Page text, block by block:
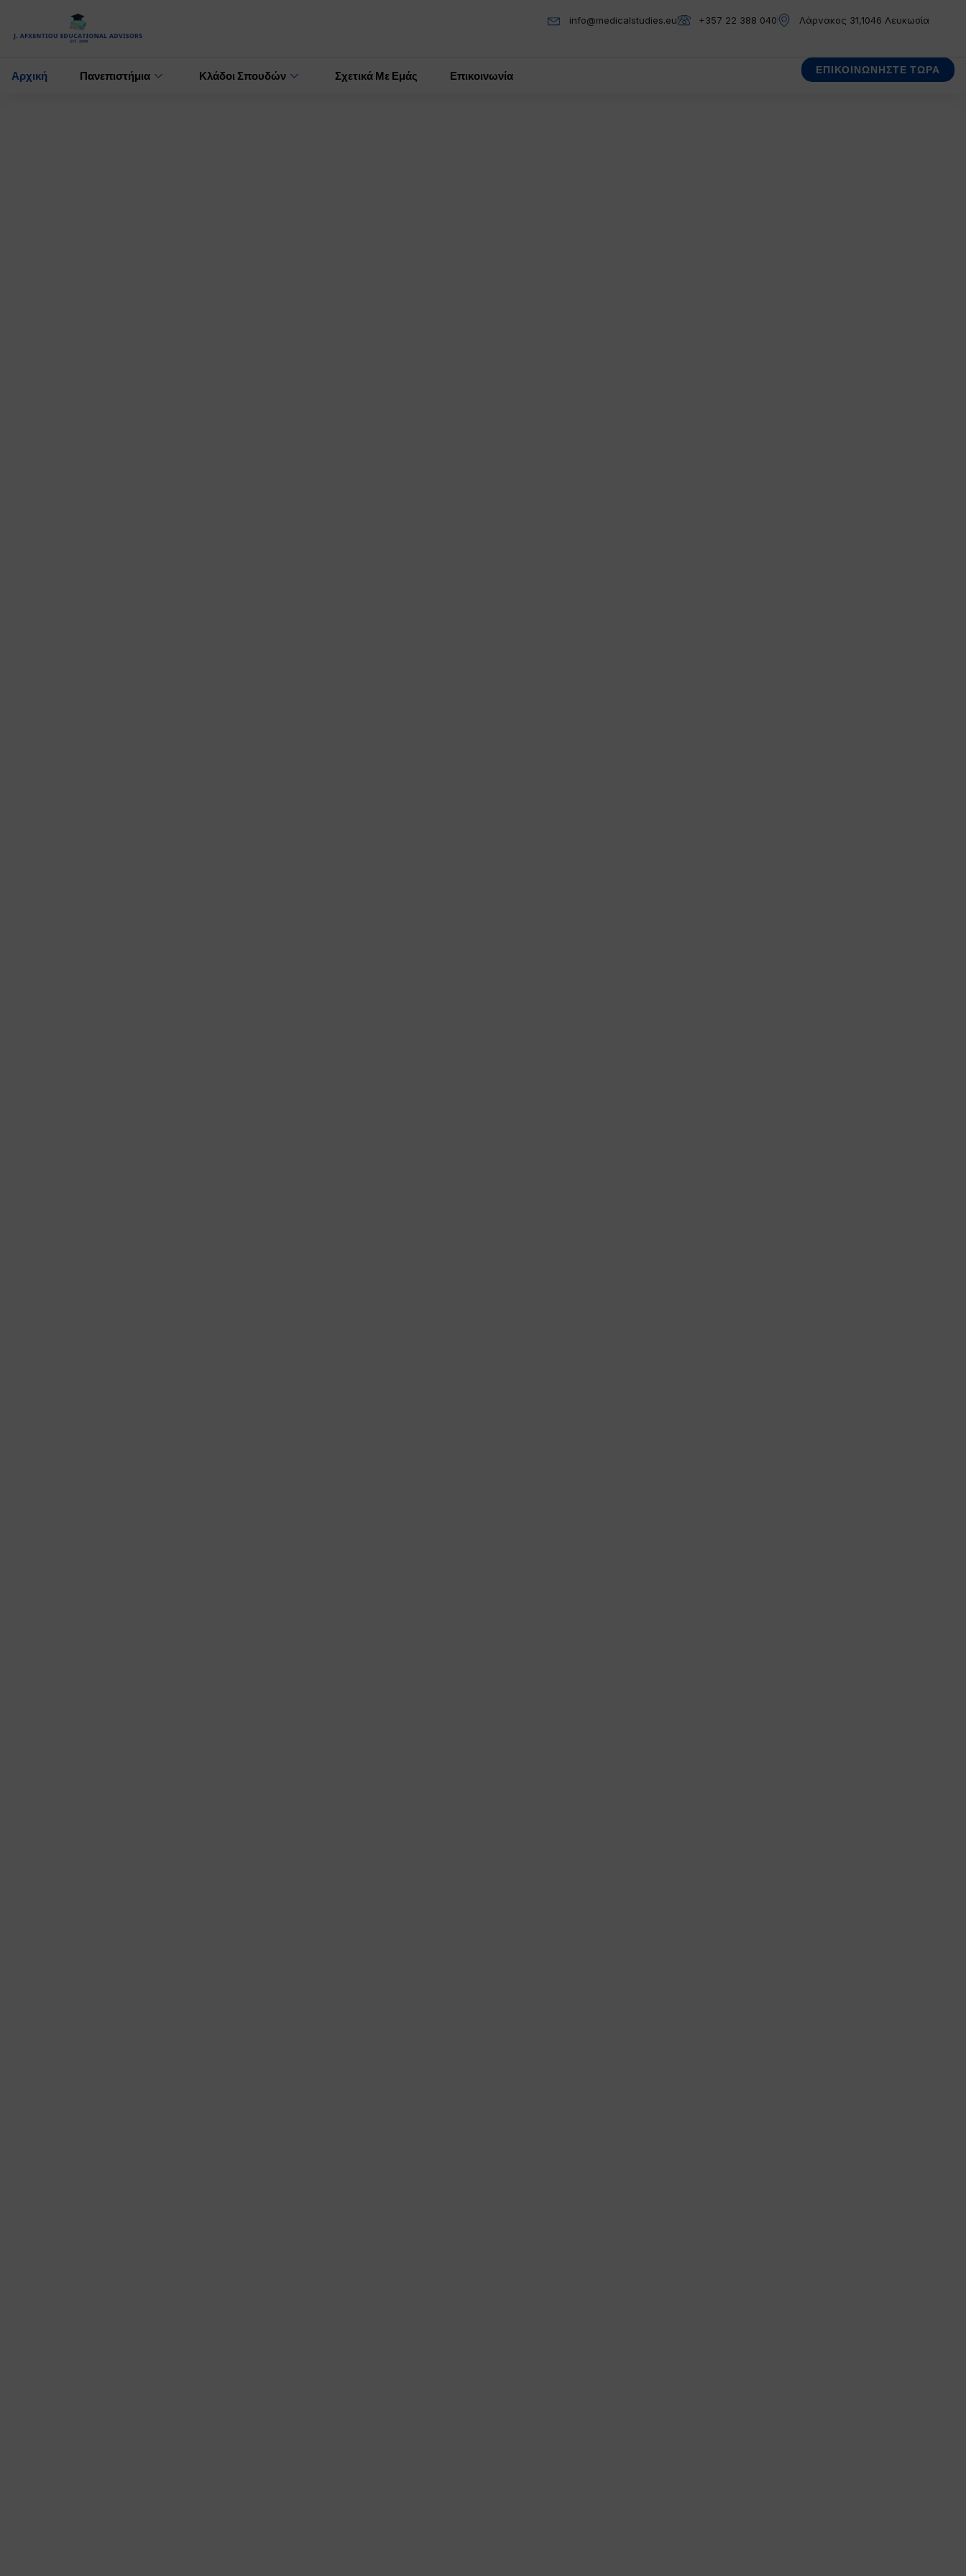
info@medicalstudies.eu +357 22 388 040 Λάρνακος 31,1046 Λευκωσία
Αρχική Πανεπιστήμια Κλάδοι Σπουδών Σχετικά Με Εμάς Επικοινωνία ΕΠΙΚΟΙΝΩΝΗΣΤΕ ΤΩΡΑ